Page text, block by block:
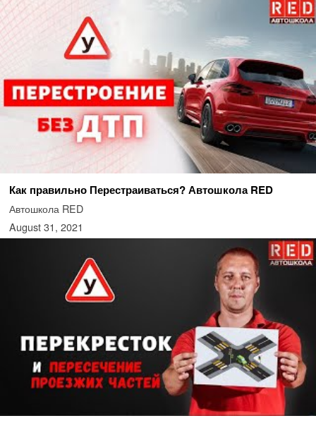
Как правильно Перестраиваться? Автошкола RED
Автошкола RED
August 31, 2021